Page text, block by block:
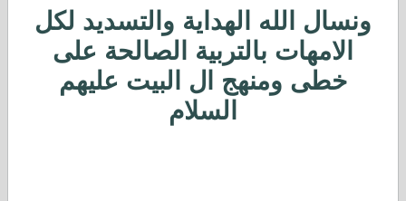
ونسال الله الهداية والتسديد لكل
الامهات بالتربية الصالحة على
خطى ومنهج ال البيت عليهم
السلام